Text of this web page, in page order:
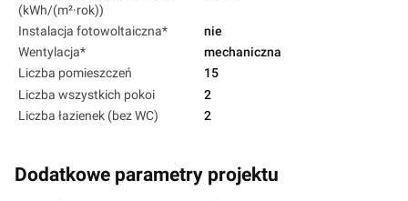
(kWh/(m²·rok))
Instalacja fotowoltaiczna*
nie
Wentylacja*
mechaniczna
Liczba pomieszczeń
15
Liczba wszystkich pokoi
2
Liczba łazienek (bez WC)
2
Dodatkowe parametry projektu